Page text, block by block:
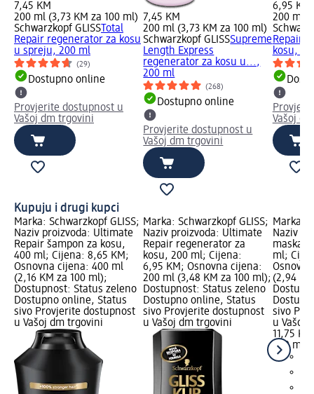
7,45 KM
200 ml (3,73 KM za 100 ml)
Schwarzkopf GLISSTotal
Repair regenerator za kosu
u spreju, 200 ml
(29)
Dostupno online
Provjerite dostupnost u
Vašoj dm trgovini
7,45 KM
200 ml (3,73 KM za 100 ml)
Schwarzkopf GLISSSupreme
Length Express
regenerator za kosu u...,
200 ml
(268)
Dostupno online
Provjerite dostupnost u
Vašoj dm trgovini
6,95 KM
200 ml
Repair
kosu,
Vašoj
Kupuju i drugi kupci
Marka: Schwarzkopf GLISS;
Naziv proizvoda: Ultimate
Repair šampon za kosu,
400 ml; Cijena: 8,65 KM;
Osnovna cijena: 400 ml
(2,16 KM za 100 ml);
Dostupnost: Status zeleno
Dostupno online, Status
sivo Provjerite dostupnost
u Vašoj dm trgovini
Marka: Schwarzkopf GLISS;
Naziv proizvoda: Ultimate
Repair regenerator za
kosu, 200 ml; Cijena:
6,95 KM; Osnovna cijena:
200 ml (3,48 KM za 100 ml);
Dostupnost: Status zeleno
Dostupno online, Status
sivo Provjerite dostupnost
u Vašoj dm trgovini
Marka:
Naziv
maska
ml;
(2,94
sivo
u Vašoj
11,75 KM
400 ml